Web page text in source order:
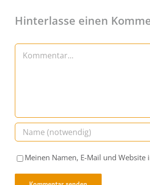
Hinterlasse einen
Kommentar
Meinen Namen, E-Mail und